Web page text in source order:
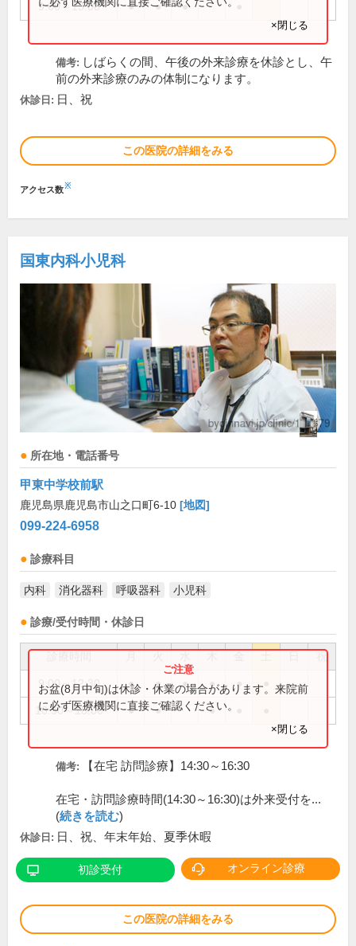
9:00～13:00 ● ● ●
×閉じる
備考: しばらくの間、午後の外来診療を休診とし、午
前の外来診療のみの体制になります。
休診日: 日、祝
この医院の詳細をみる
アクセス数※
国東内科小児科
所在地・電話番号
甲東中学校前駅
鹿児島県鹿児島市山之口町6-10 [地図]
099-224-6958
診療科目
内科 消化器科 呼吸器科 小児科
診療/受付時間・休診日
祝
9:00～12:30 ● ● ● ● ●
16:30～18:00 ● ● ●
お盆(8月中旬)は休診・休業の場合があります。来院前
に必ず医療機関に直接ご確認ください。
×閉じる
備考: 【在宅 訪問診療】14:30～16:30
在宅・訪問診療時間(14:30～16:30)は外来受付を...
(続きを読む)
休診日: 日、祝、年末年始、夏季休暇
初診受付 オンライン診療
この医院の詳細をみる